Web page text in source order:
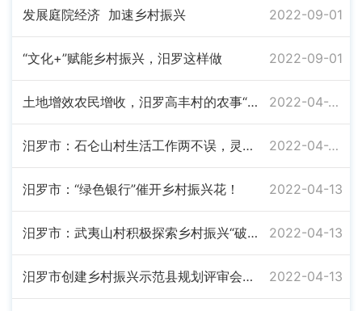
发展庭院经济 加速乡村振兴 2022-09-01
“文化+”赋能乡村振兴，汨罗这样做 2022-09-01
土地增效农民增收，汨罗高丰村的农事“秘密” 2022-04-20
汨罗市：石仑山村生活工作两不误，灵活就业托起村民幸福感 2022-04-20
汨罗市：“绿色银行”催开乡村振兴花！ 2022-04-13
汨罗市：武夷山村积极探索乡村振兴“破局”之路 2022-04-13
汨罗市创建乡村振兴示范县规划评审会召开 2022-04-13